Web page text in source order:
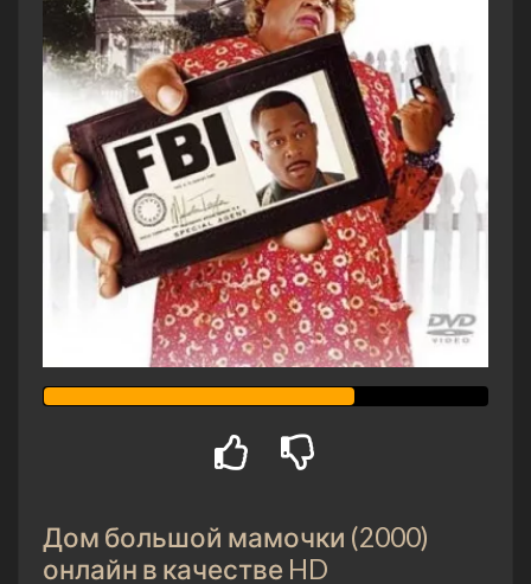
Дом большой мамочки (2000)
онлайн в качестве HD